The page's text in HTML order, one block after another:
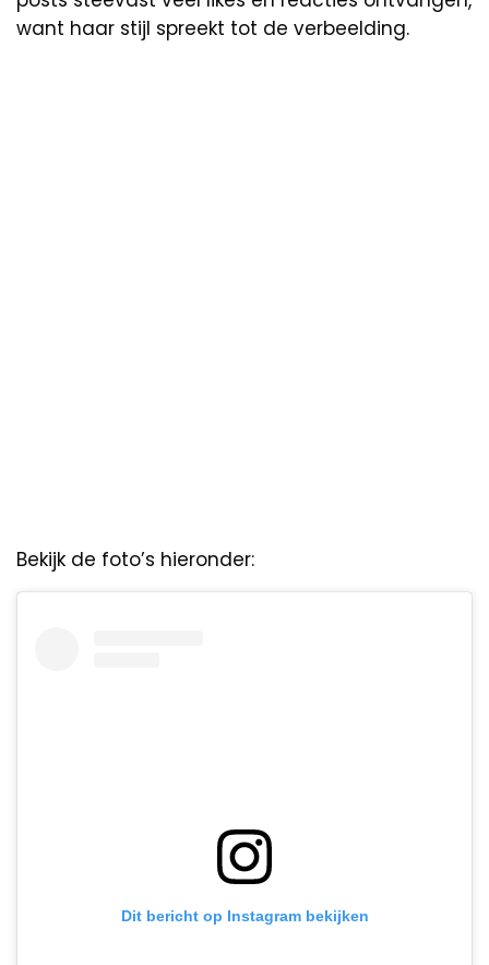
want haar stijl spreekt tot de verbeelding.
Bekijk de foto’s hieronder:
Dit bericht op Instagram bekijken